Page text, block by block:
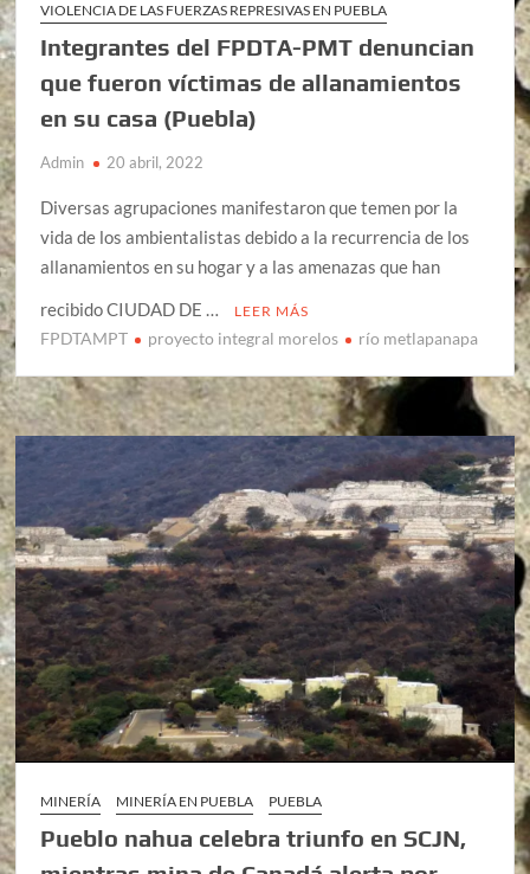
VIOLENCIA DE LAS FUERZAS REPRESIVAS EN PUEBLA
Integrantes del FPDTA-PMT denuncian
que fueron víctimas de allanamientos
en su casa (Puebla)
Admin 20 abril, 2022
Diversas agrupaciones manifestaron que temen por la
vida de los ambientalistas debido a la recurrencia de los
allanamientos en su hogar y a las amenazas que han
recibido CIUDAD DE …
LEER MÁS
FPDTAMPT proyecto integral morelos río metlapanapa
MINERÍA MINERÍA EN PUEBLA PUEBLA
Pueblo nahua celebra triunfo en SCJN,